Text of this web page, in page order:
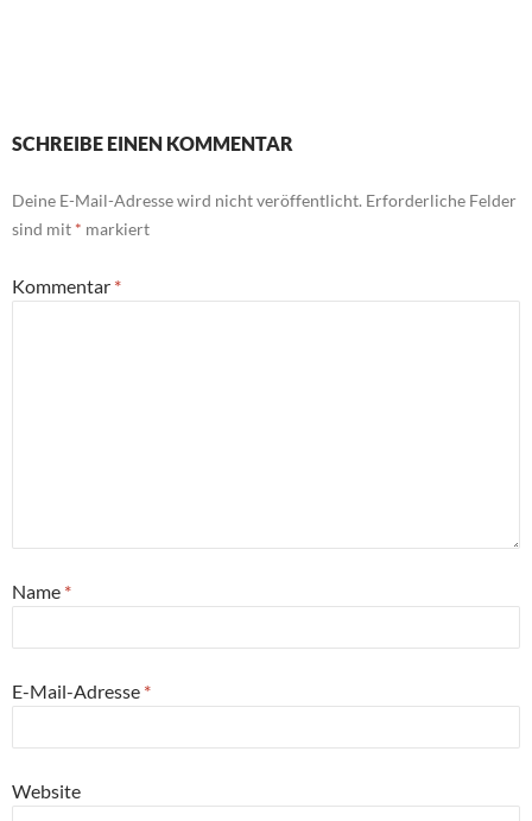
SCHREIBE EINEN KOMMENTAR
Deine E-Mail-Adresse wird nicht veröffentlicht. Erforderliche Felder
sind mit * markiert
Kommentar *
Name *
E-Mail-Adresse *
Website